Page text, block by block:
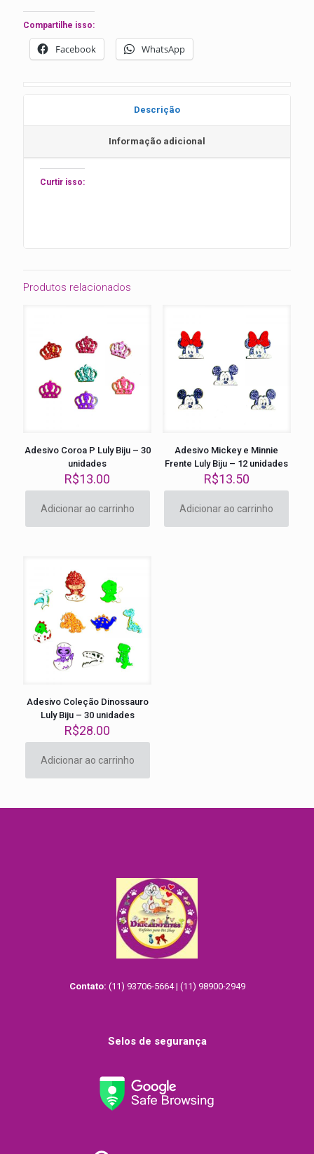
20
unidades
quantidade
Compartilhe isso:
Facebook WhatsApp
Descrição
Informação adicional
Curtir isso:
Produtos relacionados
Adesivo Coroa P Luly Biju – 30
unidades
R$13.00
Adicionar ao carrinho
Adesivo Mickey e Minnie
Frente Luly Biju – 12 unidades
R$13.50
Adicionar ao carrinho
Adesivo Coleção Dinossauro
Luly Biju – 30 unidades
R$28.00
Adicionar ao carrinho
Contato: (11) 93706-5664 | (11) 98900-2949
Selos de segurança